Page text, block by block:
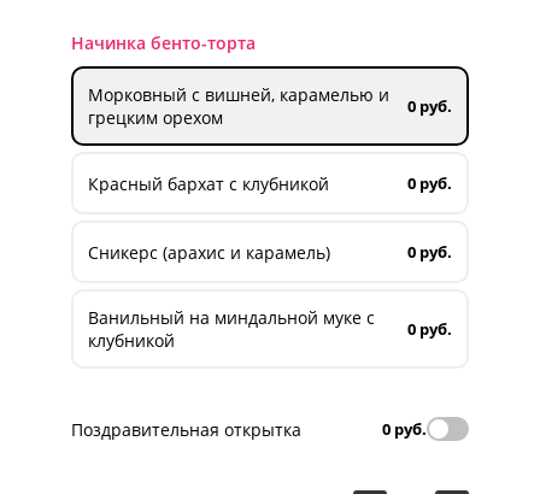
Начинка бенто-торта
Морковный с вишней, карамелью и
грецким орехом
0 руб.
Красный бархат с клубникой 0 руб.
Сникерс (арахис и карамель) 0 руб.
Ванильный на миндальной муке с
клубникой
0 руб.
Поздравительная открытка 0 руб.